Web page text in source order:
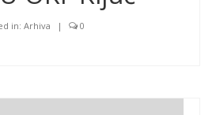
in: Arhiva | 0